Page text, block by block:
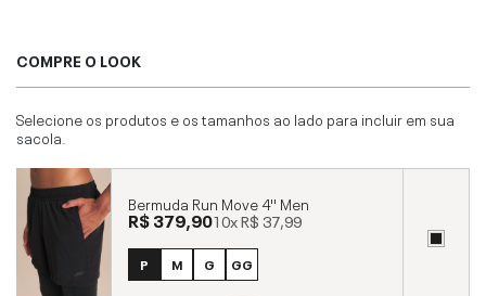
COMPRE O LOOK
Selecione os produtos e os tamanhos ao lado para incluir em sua
sacola.
Bermuda Run Move 4'' Men
R$ 379,9010xR$ 37,99
P M G GG